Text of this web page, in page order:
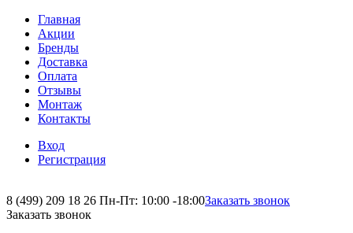
Главная
Акции
Бренды
Доставка
Оплата
Отзывы
Монтаж
Контакты
Вход
Регистрация
8 (499) 209 18 26 Пн-Пт: 10:00 -18:00Заказать звонок
Заказать звонок